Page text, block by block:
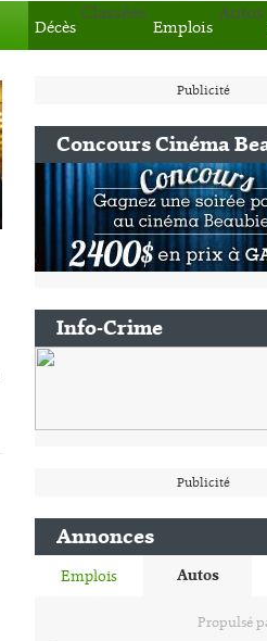
Décès
Classées
Emplois
Autos
Publicité
Concours Cinéma
Info-Crime
Publicité
Annonces
Emplois Autos
Propulsé